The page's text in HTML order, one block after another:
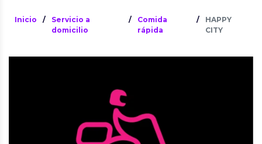
Inicio /
Servicio a
domicilio
/
Comida
rápida
/
HAPPY
CITY